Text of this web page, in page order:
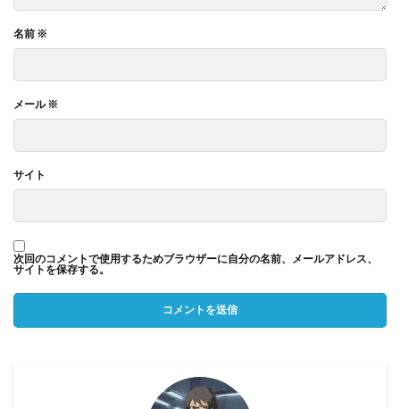
名前 ※
メール※
サイト
次回のコメントで使用するためブラウザーに自分の名前、メールアドレス、
サイトを保存する。